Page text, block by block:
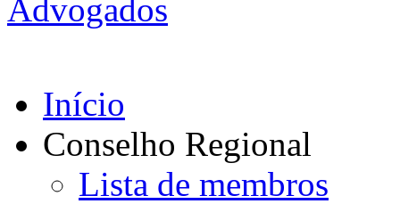
Início
Conselho Regional
Lista de membros